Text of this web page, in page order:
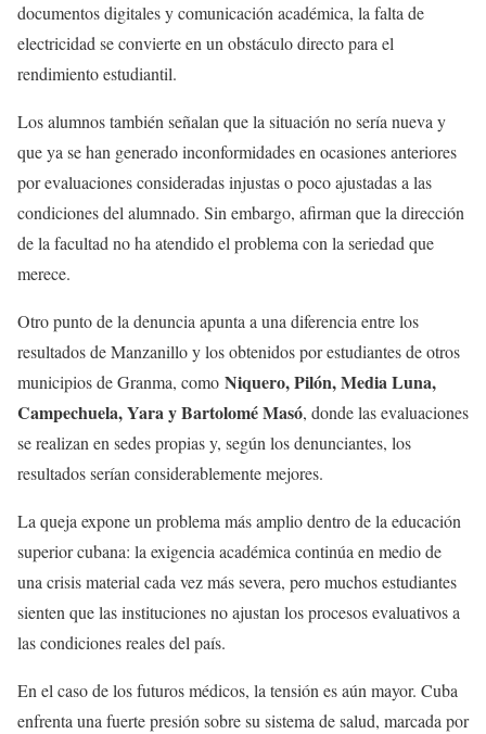
documentos digitales y comunicación académica, la falta de
electricidad se convierte en un obstáculo directo para el
rendimiento estudiantil.
Los alumnos también señalan que la situación no sería nueva y
que ya se han generado inconformidades en ocasiones anteriores
por evaluaciones consideradas injustas o poco ajustadas a las
condiciones del alumnado. Sin embargo, afirman que la dirección
de la facultad no ha atendido el problema con la seriedad que
merece.
Otro punto de la denuncia apunta a una diferencia entre los
resultados de Manzanillo y los obtenidos por estudiantes de otros
municipios de Granma, como Niquero, Pilón, Media Luna,
Campechuela, Yara y Bartolomé Masó, donde las evaluaciones
se realizan en sedes propias y, según los denunciantes, los
resultados serían considerablemente mejores.
La queja expone un problema más amplio dentro de la educación
superior cubana: la exigencia académica continúa en medio de
una crisis material cada vez más severa, pero muchos estudiantes
sienten que las instituciones no ajustan los procesos evaluativos a
las condiciones reales del país.
En el caso de los futuros médicos, la tensión es aún mayor. Cuba
enfrenta una fuerte presión sobre su sistema de salud, marcada por